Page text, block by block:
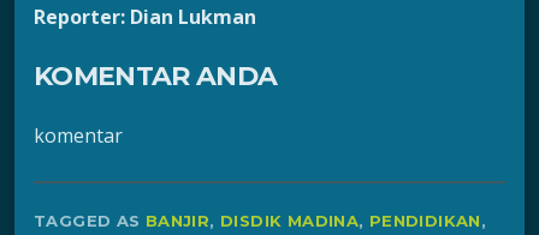
Reporter: Dian Lukman
KOMENTAR ANDA
komentar
TAGGED AS BANJIR, DISDIK MADINA, PENDIDIKAN,